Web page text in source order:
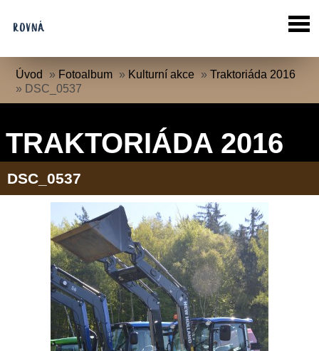
Úvod » Fotoalbum » Kulturní akce »Traktoriáda 2016
» DSC_0537
TRAKTORIÁDA 2016
DSC_0537